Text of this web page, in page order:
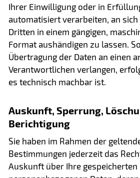
Ihrer Einwilligung oder in
automatisiert verarbeiten, an sich
Dritten in einem gängigen,
Format aushändigen zu lassen.
Übertragung der Daten an einen
Verantwortlichen verlangen,
es technisch machbar ist.
Auskunft, Sperrung,
Berichtigung
Sie haben im Rahmen der
Bestimmungen jederzeit das
Auskunft über Ihre gespeicherten